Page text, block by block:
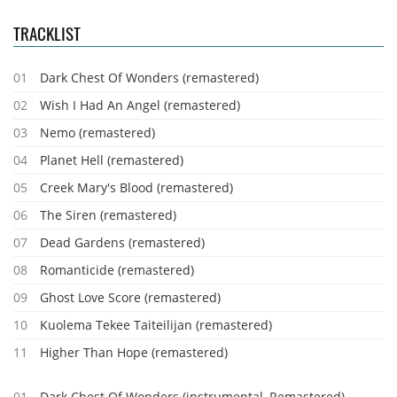
TRACKLIST
01
Dark Chest Of Wonders (remastered)
02
Wish I Had An Angel (remastered)
03
Nemo (remastered)
04
Planet Hell (remastered)
05
Creek Mary's Blood (remastered)
06
The Siren (remastered)
07
Dead Gardens (remastered)
08
Romanticide (remastered)
09
Ghost Love Score (remastered)
10
Kuolema Tekee Taiteilijan (remastered)
11
Higher Than Hope (remastered)